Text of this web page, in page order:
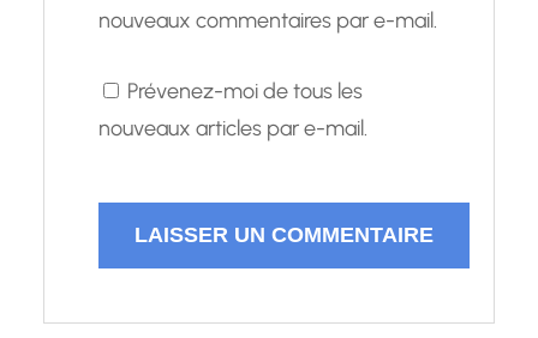
nouveaux commentaires par e-mail.
Prévenez-moi de tous les
nouveaux articles par e-mail.